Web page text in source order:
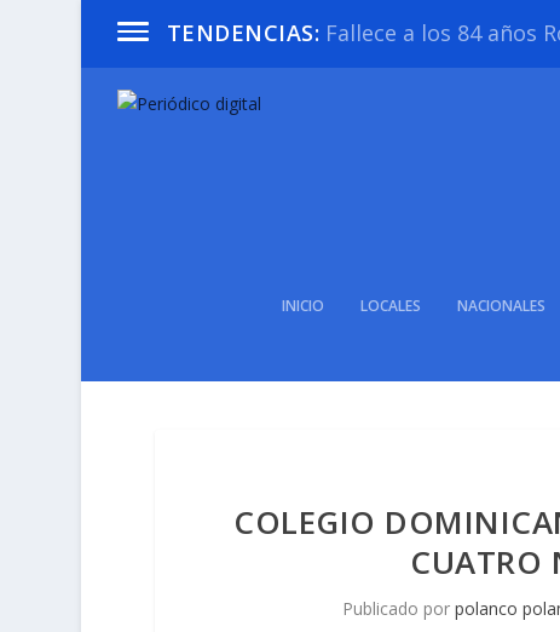
TENDENCIAS: Fallece a los 84 años
INICIO LOCALES NACIONALES
COLEGIO
CUATRO
Publicado porpolanco